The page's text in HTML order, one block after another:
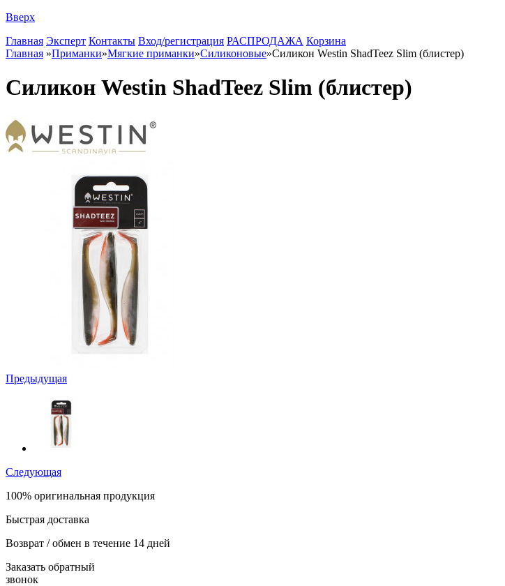
Вверх
Главная Эксперт Контакты Вход/регистрация РАСПРОДАЖА Корзина
Главная »Приманки»Мягкие приманки»Силиконовые»Силикон Westin ShadTeez Slim (блистер)
Силикон Westin ShadTeez Slim (блистер)
Предыдущая
Следующая
100% оригинальная продукция
Быстрая доставка
Возврат / обмен в течение 14 дней
Заказать обратный
звонок